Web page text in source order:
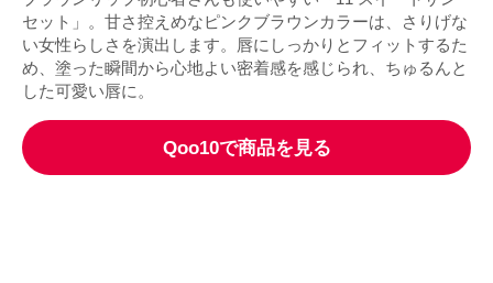
セット」。甘さ控えめなピンクブラウンカラーは、さりげな
い女性らしさを演出します。唇にしっかりとフィットするた
め、塗った瞬間から心地よい密着感を感じられ、ちゅるんと
した可愛い唇に。
Qoo10で商品を見る